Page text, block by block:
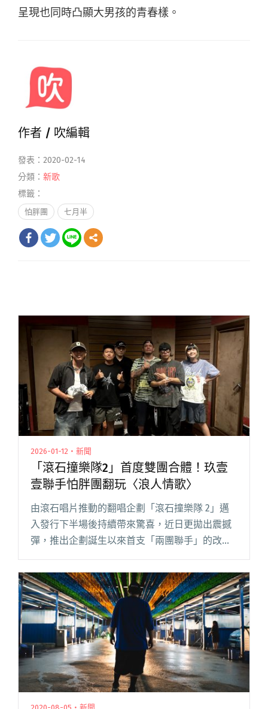
呈現也同時凸顯大男孩的青春樣。
作者 / 吹編輯
發表：2020-02-14
分類： 新歌
標籤：
怕胖團 七月半
2026-01-12・新聞
「滾石撞樂隊2」首度雙團合體！玖壹
壹聯手怕胖團翻玩〈浪人情歌〉
由滾石唱片推動的翻唱企劃「滾石撞樂隊 2」邁
入發行下半場後持續帶來驚喜，近日更拋出震撼
彈，推出企劃誕生以來首支「兩團聯手」的改編
單曲！由玖壹壹攜手怕胖團，共同翻玩搖滾天王
伍佰 & China Blue 的不朽神曲〈浪人情歌〉。 兩
組閱讀全文 "「滾石撞樂隊2」首度雙團合體！玖
壹壹聯手怕胖團翻玩〈浪人情歌〉"